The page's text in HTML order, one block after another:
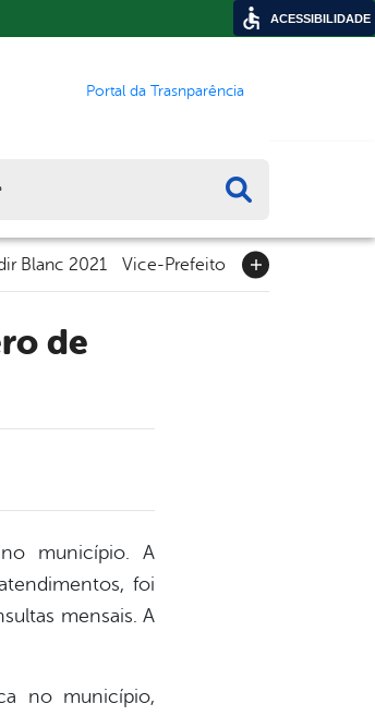
Portal da Trasnparência
Blanc 2021 Vice-Prefeito
município. A
foi
mensais. A
no município,
ACESSIBILIDADE